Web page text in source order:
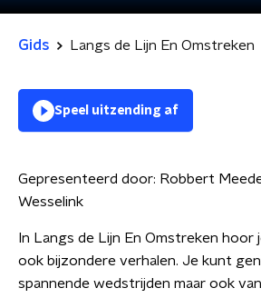
Gids Langs de Lijn En Omstreken
Speel uitzending af
Gepresenteerd door: Robbert
Wesselink
In Langs de Lijn En Omstreken hoor
ook bijzondere verhalen. Je kunt
spannende wedstrijden maar ook